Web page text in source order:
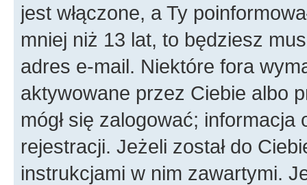
jest włączone, a Ty
mniej niż 13 lat, to będziesz
adres e-mail. Niektóre fora
aktywowane przez Ciebie albo
mógł się zalogować;
rejestracji. Jeżeli został do
instrukcjami w nim zawartymi.